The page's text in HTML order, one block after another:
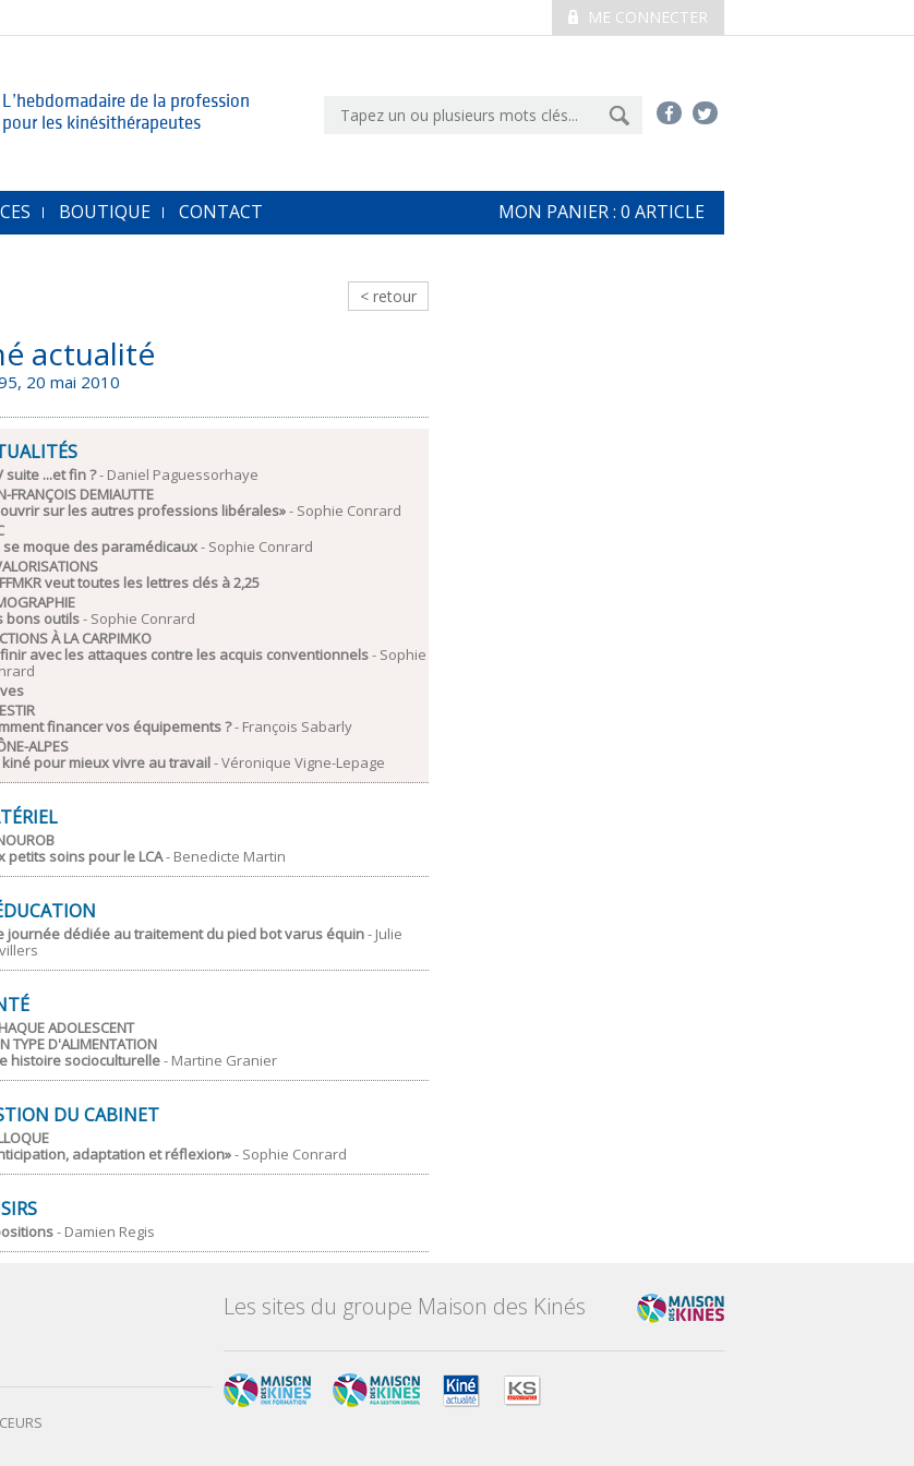
ME CONNECTER
L’hebdomadaire de la profession
pour les kinésithérapeutes
BOUTIQUE CONTACT MON PANIER : 0 ARTICLE
< retour
actualité
20 mai 2010
suite ...et fin ?- Daniel Paguessorhaye
FRANÇOIS DEMIAUTTE
sur les autres professions libérales»- Sophie Conrard
se moque des paramédicaux- Sophie Conrard
veut toutes les lettres clés à 2,25 
bons outils- Sophie Conrard
À LA CARPIMKO
finir avec les attaques contre les acquis conventionnels- Sophie
financer vos équipements ?- François Sabarly
ALPES
kiné pour mieux vivre au travail- Véronique Vigne-Lepage
petits soins pour le LCA- Benedicte Martin
journée dédiée au traitement du pied bot varus équin- Julie
ADOLESCENT
TYPE D'ALIMENTATION
histoire socioculturelle- Martine Granier
DU CABINET
adaptation et réflexion»- Sophie Conrard
- Damien Regis
Les sites du groupe Maison des Kinés